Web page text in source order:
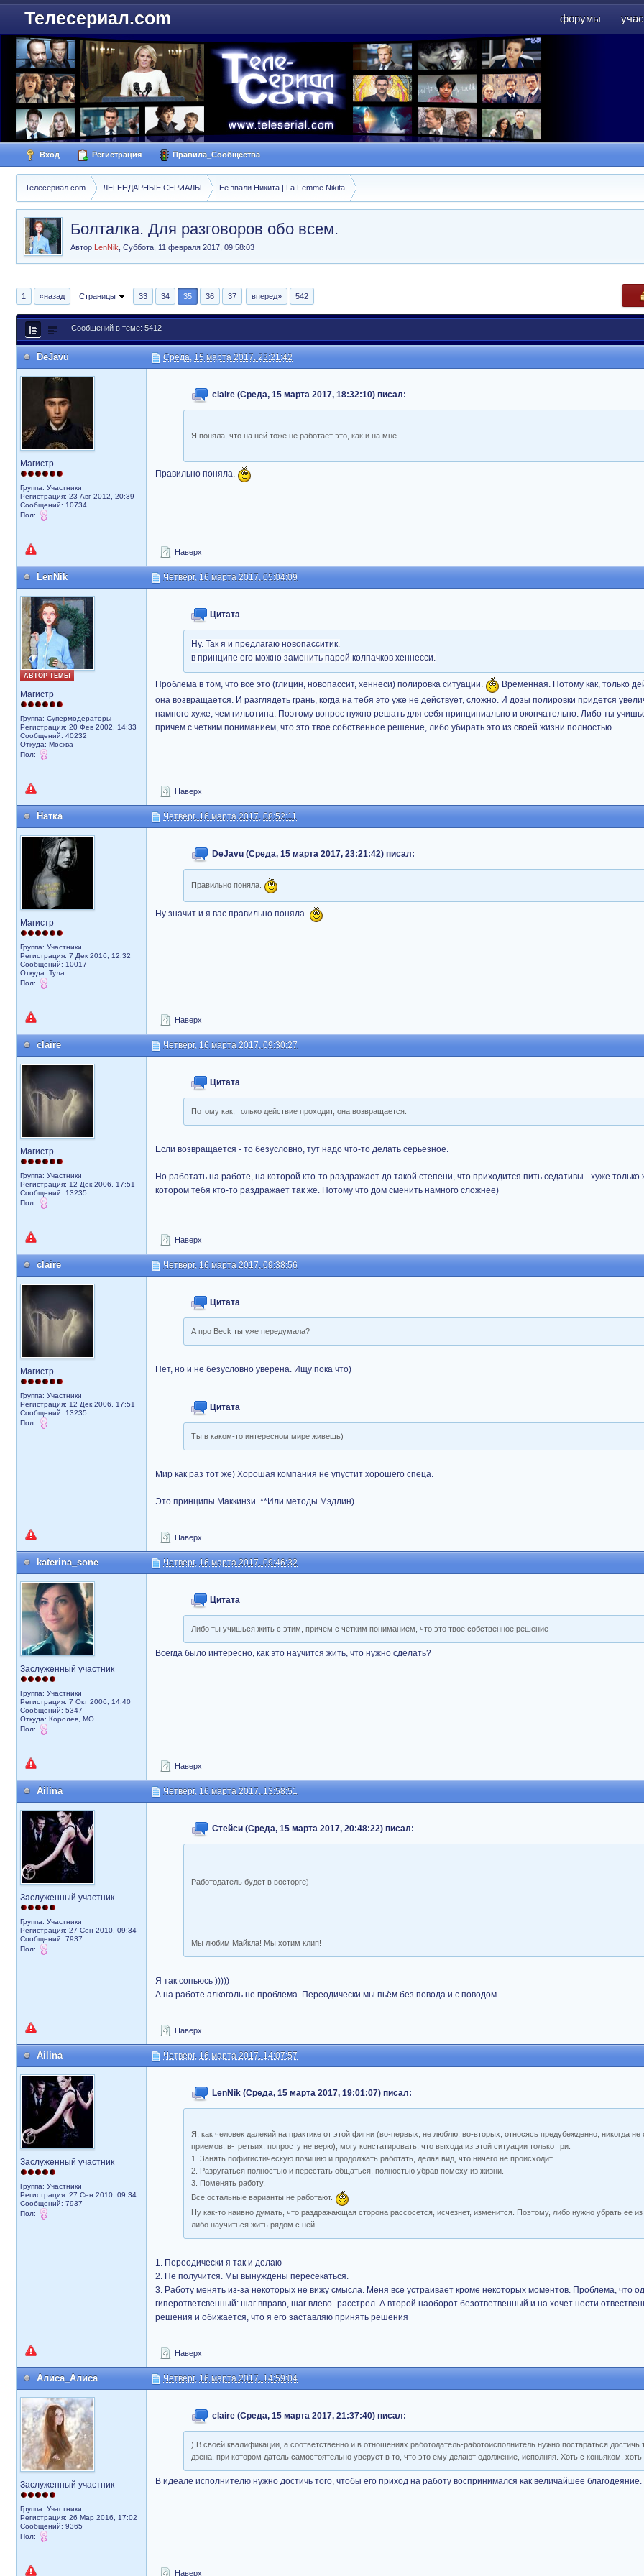
форумы
Телесериал.com
Вход Регистрация Правила_Сообщества
Телесериал.com ЛЕГЕНДАРНЫЕ СЕРИАЛЫ Ее звали Никита | La Femme Nikita
Болталка. Для разговоров обо всем.
Автор LenNik Суббота, 11 февраля 2017, 09:58:03
1 «назад Страницы 33 34 35 36 37 вперед» 542
Сообщений в теме: 5412
DeJavu Среда, 15 марта 2017, 23:21:42
Магистр
Группа: Участники
Регистрация: 23 Авг 2012, 20:39
Сообщений: 10734
Пол:
claire (Среда, 15 марта 2017, 18:32:10) писал:
Я поняла, что на ней тоже не работает это, как и на мне.
Правильно поняла.
Наверх
LenNik Четверг, 16 марта 2017, 05:04:09
АВТОР ТЕМЫ
Магистр
Группа: Супермодераторы
Регистрация: 20 Фев 2002, 14:33
Сообщений: 40232
Откуда: Москва
Пол:
Цитата
Ну. Так я и предлагаю новопасситик.
в принципе его можно заменить парой колпачков хеннесси.
Проблема в том, что все это (глицин, новопассит, хеннеси) полировка ситуации.
Временная. Потому как, только
она возвращается. И разглядеть грань, когда на тебя это уже не действует, сложно. И дозы полировки придется
намного хуже, чем гильотина. Поэтому вопрос нужно решать для себя принципиально и окончательно. Либо ты
причем с четким пониманием, что это твое собственное решение, либо убирать это из своей жизни полностью.
Наверх
Натка Четверг, 16 марта 2017, 08:52:11
Магистр
Группа: Участники
Регистрация: 7 Дек 2016, 12:32
Сообщений: 10017
Откуда: Тула
Пол:
DeJavu (Среда, 15 марта 2017, 23:21:42) писал:
Правильно поняла.
Ну значит и я вас правильно поняла.
Наверх
claire Четверг, 16 марта 2017, 09:30:27
Магистр
Группа: Участники
Регистрация: 12 Дек 2006, 17:51
Сообщений: 13235
Пол:
Цитата
Потому как, только действие проходит, она возвращается.
Если возвращается - то безусловно, тут надо что-то делать серьезное.
Но работать на работе, на которой кто-то раздражает до такой степени, что приходится пить седативы - хуже только
котором тебя кто-то раздражает так же. Потому что дом сменить намного сложнее)
Наверх
claire Четверг, 16 марта 2017, 09:38:56
Магистр
Группа: Участники
Регистрация: 12 Дек 2006, 17:51
Сообщений: 13235
Пол:
Цитата
А про Beck ты уже передумала?
Нет, но и не безусловно уверена. Ищу пока что)
Цитата
Ты в каком-то интересном мире живешь)
Мир как раз тот же) Хорошая компания не упустит хорошего спеца.
Это принципы Маккинзи. **Или методы Мэдлин)
Наверх
katerina_sone Четверг, 16 марта 2017, 09:46:32
Заслуженный участник
Группа: Участники
Регистрация: 7 Окт 2006, 14:40
Сообщений: 5347
Откуда: Королев, МО
Пол:
Цитата
Либо ты учишься жить с этим, причем с четким пониманием, что это твое собственное решение
Всегда было интересно, как это научится жить, что нужно сделать?
Наверх
Ailina Четверг, 16 марта 2017, 13:58:51
Заслуженный участник
Группа: Участники
Регистрация: 27 Сен 2010, 09:34
Сообщений: 7937
Пол:
Стейси (Среда, 15 марта 2017, 20:48:22) писал:
Работодатель будет в восторге)
Мы любим Майкла! Мы хотим клип!
Я так сопьюсь )))))
А на работе алкоголь не проблема. Переодически мы пьём без повода и с поводом
Наверх
Ailina Четверг, 16 марта 2017, 14:07:57
Заслуженный участник
Группа: Участники
Регистрация: 27 Сен 2010, 09:34
Сообщений: 7937
Пол:
LenNik (Среда, 15 марта 2017, 19:01:07) писал:
Я, как человек далекий на практике от этой фигни (во-первых, не люблю, во-вторых, относясь предубежденно, никогда
приемов, в-третьих, попросту не верю), могу констатировать, что выхода из этой ситуации только три:
1. Занять пофигистическую позицию и продолжать работать, делая вид, что ничего не происходит.
2. Разругаться полностью и перестать общаться, полностью убрав помеху из жизни.
3. Поменять работу.
Все остальные варианты не работают.
Ну как-то наивно думать, что раздражающая сторона рассосется, исчезнет, изменится. Поэтому, либо нужно убрать ее
либо научиться жить рядом с ней.
1. Переодически я так и делаю
2. Не получится. Мы вынуждены пересекаться.
3. Работу менять из-за некоторых не вижу смысла. Меня все устраивает кроме некоторых моментов. Проблема, что
гиперответсвенный: шаг вправо, шаг влево- расстрел. А второй наоборот безответвенный и на хочет нести
решения и обижается, что я его заставляю принять решения
Наверх
Алиса_Алиса Четверг, 16 марта 2017, 14:59:04
Заслуженный участник
Группа: Участники
Регистрация: 26 Мар 2016, 17:02
Сообщений: 9365
Пол:
claire (Среда, 15 марта 2017, 21:37:40) писал:
) В своей квалификации, а соответственно и в отношениях работодатель-работоисполнитель нужно постараться достичь
дзена, при котором датель самостоятельно уверует в то, что это ему делают одолжение, исполняя. Хоть с коньяком,
В идеале исполнителю нужно достичь того, чтобы его приход на работу воспринимался как величайшее благодеяние.
Наверх